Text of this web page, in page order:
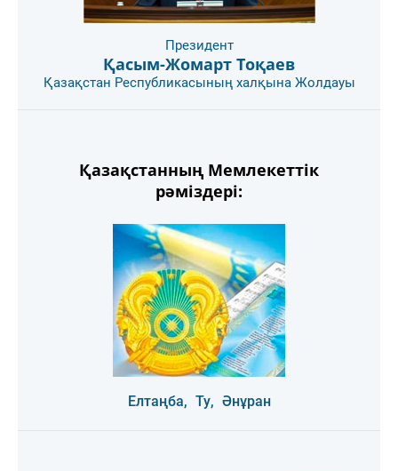
Президент
Қасым-Жомарт Тоқаев
Қазақстан Республикасының халқына Жолдауы
Қазақстанның Мемлекеттік
рәміздері:
Елтаңба, Ту, Әнұран